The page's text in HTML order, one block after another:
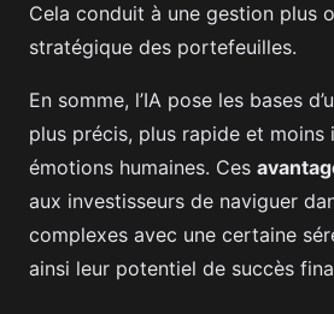
Cela conduit à une gestion plus
stratégique des portefeuilles.
En somme, l’IA pose les bases
plus précis, plus rapide et moins
émotions humaines. Ces
aux investisseurs de naviguer
complexes avec une certaine
ainsi leur potentiel de succès